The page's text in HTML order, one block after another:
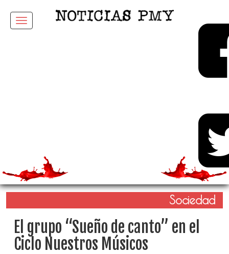
Menu
Sociedad
El grupo “Sueño de canto” en el
Ciclo Nuestros Músicos